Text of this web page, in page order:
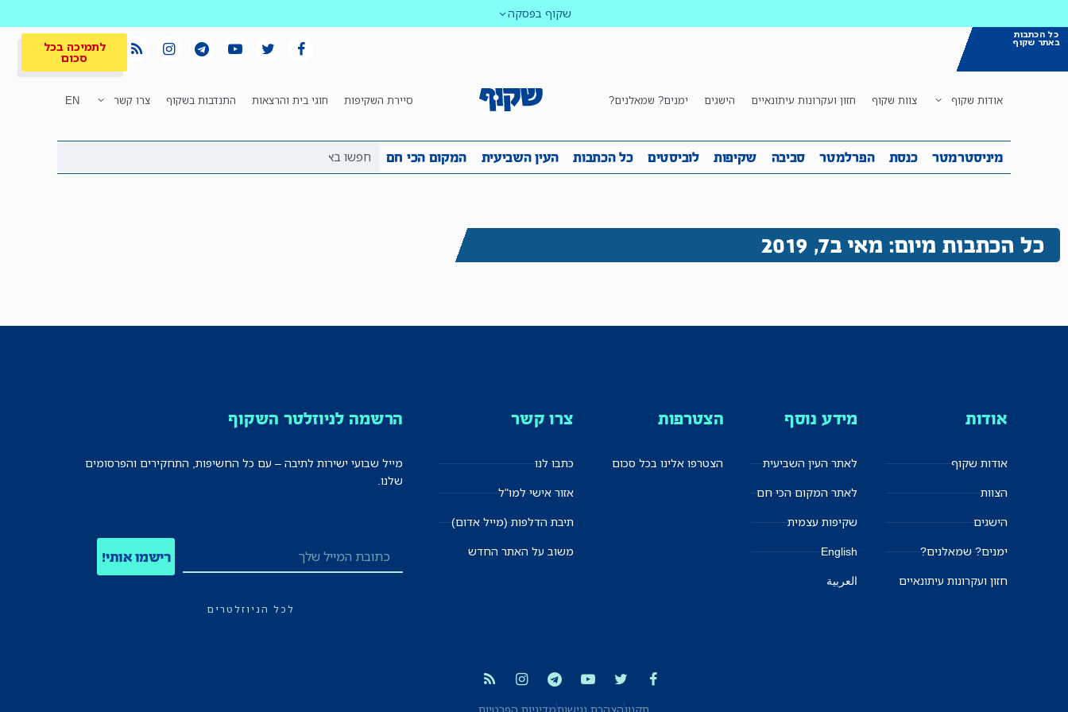
שקוף בפסקה
כל הכתבות
באתר שקוף לתמיכה בכל
סכום
אודות שקוף צוות שקוף חזון ועקרונות עיתונאיים הישגים ימנים? שמאלנים? סיירת השקיפות חוגי בית והרצאות התנדבות בשקוף צרו קשר EN
מיניסטרמטר כנסת הפרלמטר סביבה שקיפות לוביסטים כל הכתבות העין השביעית המקום הכי חם
מיניסטרמטר כנסת הפרלמטר סביבה שקיפות לוביסטים כל הכתבות העין השביעית המקום הכי חם לתמיכה בכל
כל הכתבות מיום: מאי ב7, 2019
אודות
אודות שקוף
הצוות
הישגים
ימנים? שמאלנים?
חזון ועקרונות עיתונאיים
מידע נוסף
לאתר העין השביעית
לאתר המקום הכי חם
שקיפות עצמית
English
العربية
הצטרפות
הצטרפו אלינו בכל סכום
צרו קשר
כתבו לנו
אזור אישי למו"ל
תיבת הדלפות (מייל אדום)
משוב על האתר החדש
הרשמה לניוזלטר השקוף
מייל שבועי ישירות לתיבה – עם כל החשיפות, התחקירים והפרסומים
שלנו.
רישמו אותי!
לכל הניוזלטרים
תקנוןהצהרת נגישותמדיניות הפרטיות